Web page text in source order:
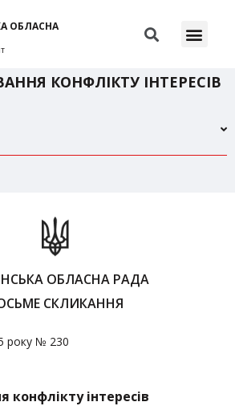
ОБЛАСНА
КОНФЛІКТУ ІНТЕРЕСІВ
ОБЛАСНА РАДА
СКЛИКАННЯ
року № 230
конфлікту інтересів